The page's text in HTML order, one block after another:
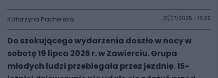
Katarzyna Pachelska 21/07/2025 - 16:29
Do szokującego wydarzenia doszło w nocy w
sobotę 19 lipca 2025 r. w Zawierciu. Grupa
młodych ludzi przebiegała przez jezdnię. 15-